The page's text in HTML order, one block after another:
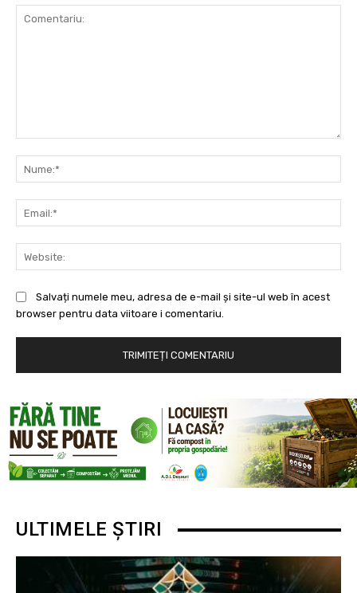
Salvați numele meu, adresa de e-mail și site-ul web în acest
browser pentru data viitoare i comentariu.
ULTIMELE ȘTIRI